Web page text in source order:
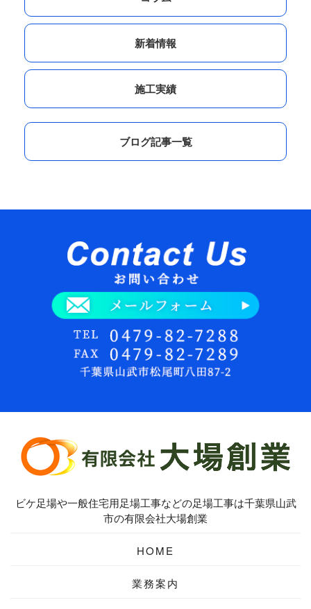
新着情報
施工実績
ブログ記事一覧
ビケ足場や一般住宅用足場工事などの足場工事は千葉県山武
市の有限会社大場創業
HOME
業務案内